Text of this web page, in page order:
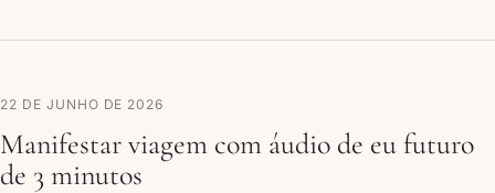
22 DE JUNHO DE 2026
Manifestar viagem com áudio de eu futuro
de 3 minutos